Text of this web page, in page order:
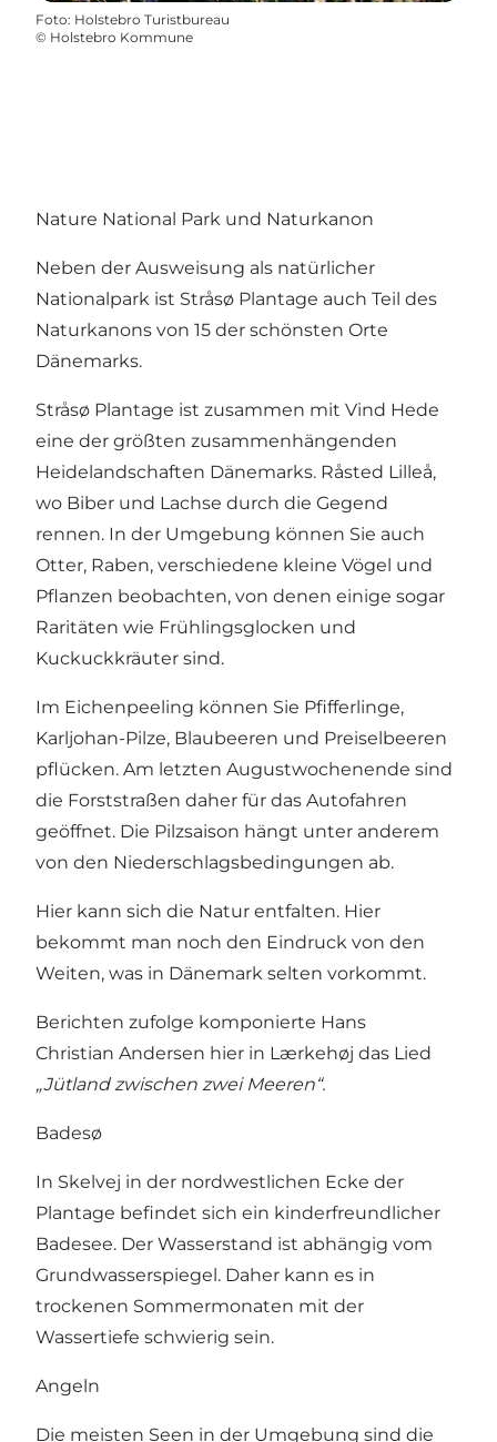
Foto: Holstebro Turistbureau
© Holstebro Kommune
Nature National Park und Naturkanon
Neben der Ausweisung als natürlicher
Nationalpark ist Stråsø Plantage auch Teil des
Naturkanons von 15 der schönsten Orte
Dänemarks.
Stråsø Plantage ist zusammen mit Vind Hede
eine der größten zusammenhängenden
Heidelandschaften Dänemarks. Råsted Lilleå,
wo Biber und Lachse durch die Gegend
rennen. In der Umgebung können Sie auch
Otter, Raben, verschiedene kleine Vögel und
Pflanzen beobachten, von denen einige sogar
Raritäten wie Frühlingsglocken und
Kuckuckkräuter sind.
Im Eichenpeeling können Sie Pfifferlinge,
Karljohan-Pilze, Blaubeeren und Preiselbeeren
pflücken. Am letzten Augustwochenende sind
die Forststraßen daher für das Autofahren
geöffnet. Die Pilzsaison hängt unter anderem
von den Niederschlagsbedingungen ab.
Hier kann sich die Natur entfalten. Hier
bekommt man noch den Eindruck von den
Weiten, was in Dänemark selten vorkommt.
Berichten zufolge komponierte Hans
Christian Andersen hier in Lærkehøj das Lied
„Jütland zwischen zwei Meeren“.
Badesø
In Skelvej in der nordwestlichen Ecke der
Plantage befindet sich ein kinderfreundlicher
Badesee. Der Wasserstand ist abhängig vom
Grundwasserspiegel. Daher kann es in
trockenen Sommermonaten mit der
Wassertiefe schwierig sein.
Angeln
Die meisten Seen in der Umgebung sind die